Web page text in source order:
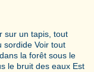
sur un tapis, tout
sordide Voir tout
la forêt sous le
le bruit des eaux Est